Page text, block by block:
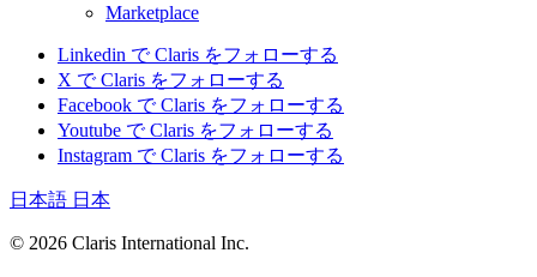
Marketplace
Linkedin で Claris をフォローする
X で Claris をフォローする
Facebook で Claris をフォローする
Youtube で Claris をフォローする
Instagram で Claris をフォローする
日本語 日本
© 2026 Claris International Inc.